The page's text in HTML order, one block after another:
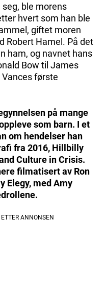
ble morens
hvert som han ble
giftet moren
Robert Hamel. På det
ham, og navnet hans
Bow til James
første
på mange
som barn. I et
om hendelser han
fra 2016, Hillbilly
Culture in Crisis.
filmatisert av Ron
Elegy, med Amy